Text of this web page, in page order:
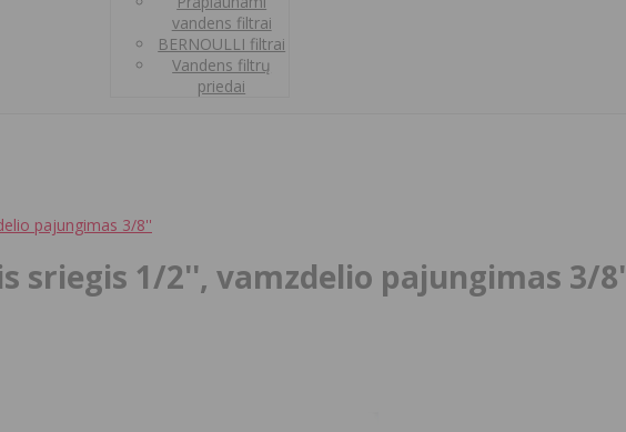
vandens filtrai
BERNOULLI filtrai
Vandens filtrų
priedai
pajungimas 3/8''
sriegis 1/2'', vamzdelio pajungimas 3/